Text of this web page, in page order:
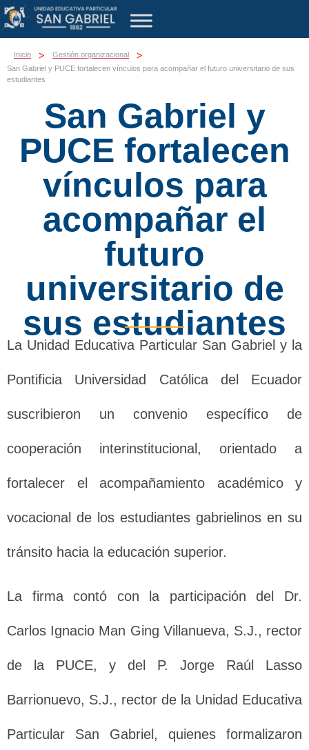
Inicio > Gestión organizacional >
San Gabriel y PUCE fortalecen vínculos para acompañar el futuro universitario de sus
estudiantes
San Gabriel y
PUCE fortalecen
vínculos para
acompañar el
futuro
universitario de
sus estudiantes
La Unidad Educativa Particular San Gabriel y la
Pontificia Universidad Católica del Ecuador
suscribieron un convenio específico de
cooperación interinstitucional, orientado a
fortalecer el acompañamiento académico y
vocacional de los estudiantes gabrielinos en su
tránsito hacia la educación superior.
La firma contó con la participación del Dr.
Carlos Ignacio Man Ging Villanueva, S.J., rector
de la PUCE, y del P. Jorge Raúl Lasso
Barrionuevo, S.J., rector de la Unidad Educativa
Particular San Gabriel, quienes formalizaron